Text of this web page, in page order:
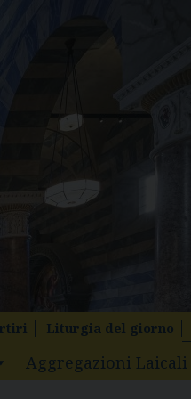
Liturgia del giorno
Aggregazioni Laicali